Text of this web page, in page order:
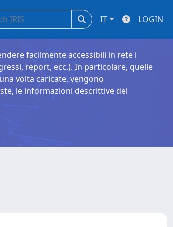
IT LOGIN
facilmente accessibili in rete i
report, ecc.). In particolare, quelle
volta caricate, vengono
le informazioni descrittive del